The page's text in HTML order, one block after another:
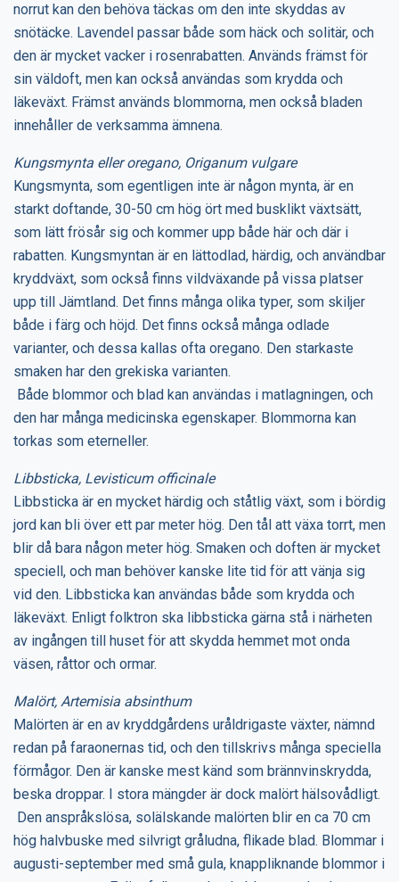
norrut kan den behöva täckas om den inte skyddas av
snötäcke. Lavendel passar både som häck och solitär, och
den är mycket vacker i rosenrabatten. Används främst för
sin väldoft, men kan också användas som krydda och
läkeväxt. Främst används blommorna, men också bladen
innehåller de verksamma ämnena.
Kungsmynta eller oregano, Origanum vulgare
Kungsmynta, som egentligen inte är någon mynta, är en
starkt doftande, 30-50 cm hög ört med busklikt växtsätt,
som lätt frösår sig och kommer upp både här och där i
rabatten. Kungsmyntan är en lättodlad, härdig, och användbar
kryddväxt, som också finns vildväxande på vissa platser
upp till Jämtland. Det finns många olika typer, som skiljer
både i färg och höjd. Det finns också många odlade
varianter, och dessa kallas ofta oregano. Den starkaste
smaken har den grekiska varianten.
Både blommor och blad kan användas i matlagningen, och
den har många medicinska egenskaper. Blommorna kan
torkas som eterneller.
Libbsticka, Levisticum officinale
Libbsticka är en mycket härdig och ståtlig växt, som i bördig
jord kan bli över ett par meter hög. Den tål att växa torrt, men
blir då bara någon meter hög. Smaken och doften är mycket
speciell, och man behöver kanske lite tid för att vänja sig
vid den. Libbsticka kan användas både som krydda och
läkeväxt. Enligt folktron ska libbsticka gärna stå i närheten
av ingången till huset för att skydda hemmet mot onda
väsen, råttor och ormar.
Malört, Artemisia absinthum
Malörten är en av kryddgårdens uråldrigaste växter, nämnd
redan på faraonernas tid, och den tillskrivs många speciella
förmågor. Den är kanske mest känd som brännvinskrydda,
beska droppar. I stora mängder är dock malört hälsovådligt.
Den anspråkslösa, solälskande malörten blir en ca 70 cm
hög halvbuske med silvrigt gråludna, flikade blad. Blommar i
augusti-september med små gula, knappliknande blommor i